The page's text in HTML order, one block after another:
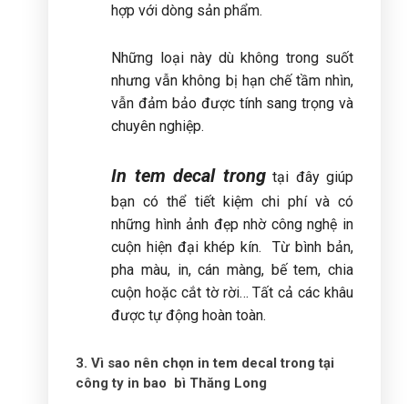
hợp với dòng sản phẩm.
Những loại này dù không trong suốt
nhưng vẫn không bị hạn chế tầm nhìn,
vẫn đảm bảo được tính sang trọng và
chuyên nghiệp.
In tem decal trongtại đây giúp
bạn có thể tiết kiệm chi phí và có
những hình ảnh đẹp nhờ công nghệ in
cuộn hiện đại khép kín. Từ bình bản,
pha màu, in, cán màng, bế tem, chia
cuộn hoặc cắt tờ rời… Tất cả các khâu
được tự động hoàn toàn.
3. Vì sao nên chọn in tem decal trong tại
công ty in bao bì Thăng Long